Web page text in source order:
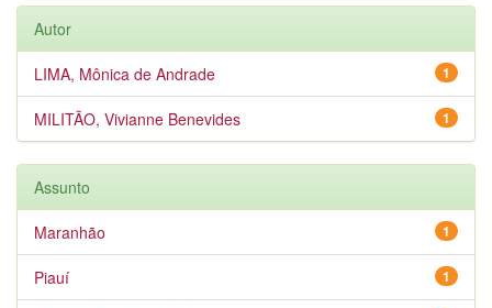
Autor
1
LIMA, Mônica de Andrade
1
MILITÃO, Vivianne Benevides
Assunto
1
Maranhão
1
Piauí